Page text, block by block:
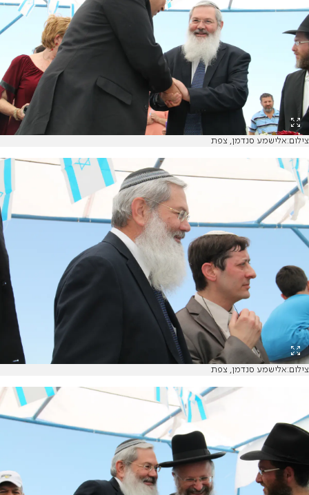
צילום:אלישמע סנדמן, צפת
צילום:אלישמע סנדמן, צפת